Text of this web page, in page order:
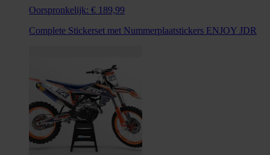
Oorspronkelijk: € 189,99
Complete Stickerset met Nummerplaatstickers ENJOY JDR